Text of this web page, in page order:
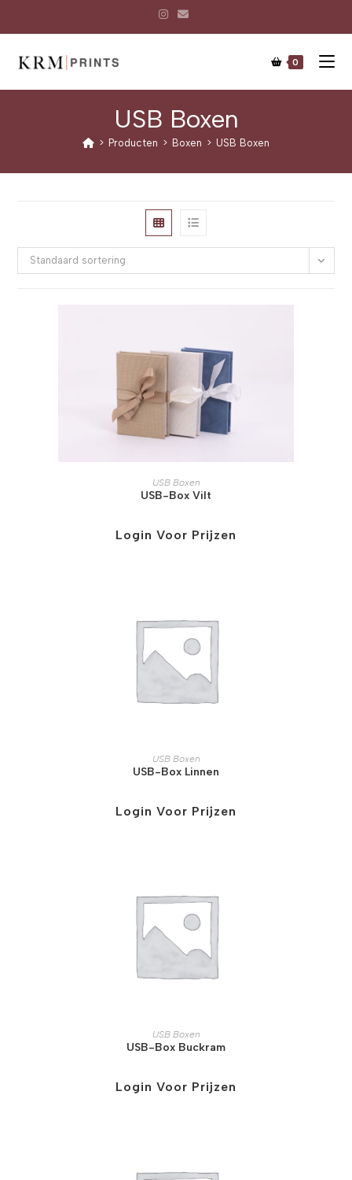
0
USB Boxen
> Producten > Boxen > USB Boxen
Standaard sortering
USB Boxen
USB-Box Vilt
Login Voor Prijzen
USB Boxen
USB-Box Linnen
Login Voor Prijzen
USB Boxen
USB-Box Buckram
Login Voor Prijzen